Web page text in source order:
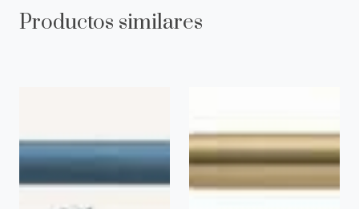
Productos similares